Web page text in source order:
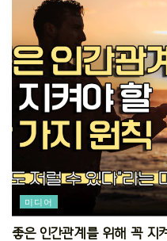
미디어
좋은 인간관계를 위해 꼭 지